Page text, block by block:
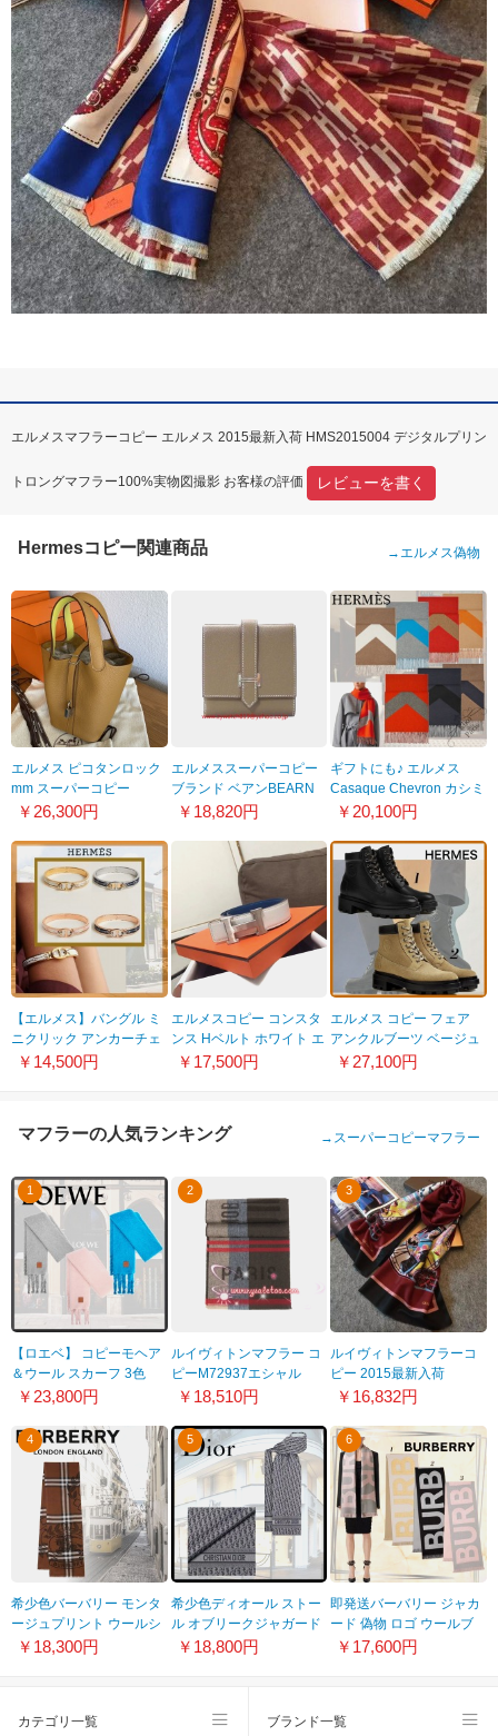
エルメスマフラーコピー エルメス 2015最新入荷 HMS2015004 デジタルプリン
トロングマフラー100%実物図撮影 お客様の評価 レビューを書く
Hermesコピー関連商品 →エルメス偽物
エルメス ピコタンロック
mm スーパーコピー
PM18 エクラ セサミ ライ
lime1820111322
￥26,300円
エルメススーパーコピー
ブランド ベアンBEARN
ベアンW財布 エトープ
￥18,820円
ギフトにも♪ エルメス
Casaque Chevron カシミ
ヤ マフラー H259065S
￥20,100円
【エルメス】バングル ミ
ニクリック アンカーチェ
ーン 偽物22051604
￥14,500円
エルメスコピー コンスタ
ンス Hベルト ホワイト エ
プソン148091099905
￥17,500円
エルメス コピー フェア
アンクルブーツ ベージュ
2色 H222968ZHBK400
￥27,100円
マフラーの人気ランキング → スーパーコピーマフラー
1
【ロエベ】 コピーモヘア
＆ウール スカーフ 3色
61227580
￥23,800円
2
ルイヴィトンマフラー コ
ピーM72937エシャル
プ・ラベルズ ルージュ
￥18,510円
3
ルイヴィトンマフラーコ
ピー 2015最新入荷
M73425 デジタルプリン
実物図撮影
￥16,832円
4
希少色バーバリー モンタ
ージュプリント ウールシ
ルクスカーフ 偽物
￥18,300円
5
希少色ディオール ストー
ル オブリークジャガード
偽物
￥18,800円
6
即発送バーバリー ジャカ
ード 偽物 ロゴ ウールブ
レンド スカーフ 3色
￥17,600円
カテゴリ一覧 ブランド一覧